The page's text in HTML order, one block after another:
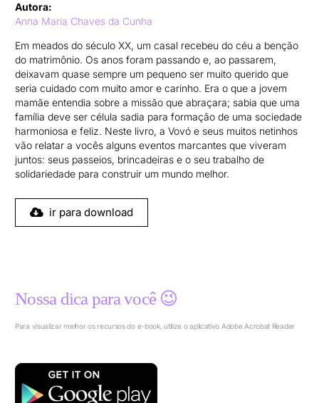
Autora:
Anna Maria Chaves da Cunha
Em meados do século XX, um casal recebeu do céu a benção
do matrimônio. Os anos foram passando e, ao passarem,
deixavam quase sempre um pequeno ser muito querido que
seria cuidado com muito amor e carinho. Era o que a jovem
mamãe entendia sobre a missão que abraçara; sabia que uma
família deve ser célula sadia para formação de uma sociedade
harmoniosa e feliz. Neste livro, a Vovó e seus muitos netinhos
vão relatar a vocês alguns eventos marcantes que viveram
juntos: seus passeios, brincadeiras e o seu trabalho de
solidariedade para construir um mundo melhor.
ir para download
Nossa dica para você 😉
Para visualizar melhor os recursos do e-book, utilize o aplicativo Adobe Acrobat Reader